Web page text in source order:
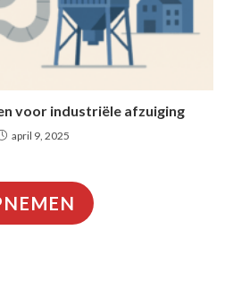
voor industriële afzuiging
april 9, 2025